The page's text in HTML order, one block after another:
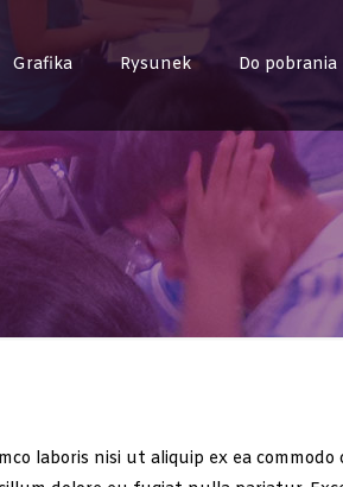
Grafika Rysunek Do pobrania
laboris nisi ut aliquip ex ea commodo